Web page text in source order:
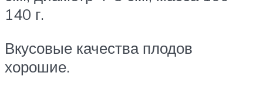
140 г.
Вкусовые качества плодов
хорошие.